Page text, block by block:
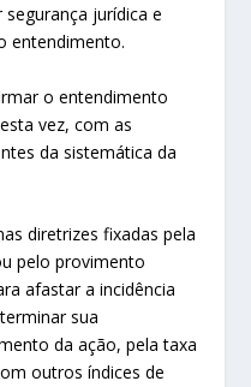
jurídica e
entendimento.
o entendimento
vez, com as
da sistemática da
diretrizes fixadas pela
pelo provimento
afastar a incidência
sua
da ação, pela taxa
outros índices de